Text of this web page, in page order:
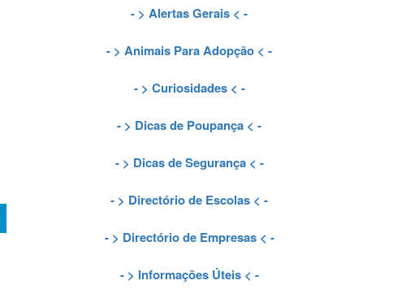
- > Alertas Gerais < -
- > Animais Para Adopção < -
- > Curiosidades< -
- > Dicas de Poupança < -
- > Dicas de Segurança< -
- > Directório de Escolas < -
- > Directório de Empresas< -
- > Informações Úteis< -